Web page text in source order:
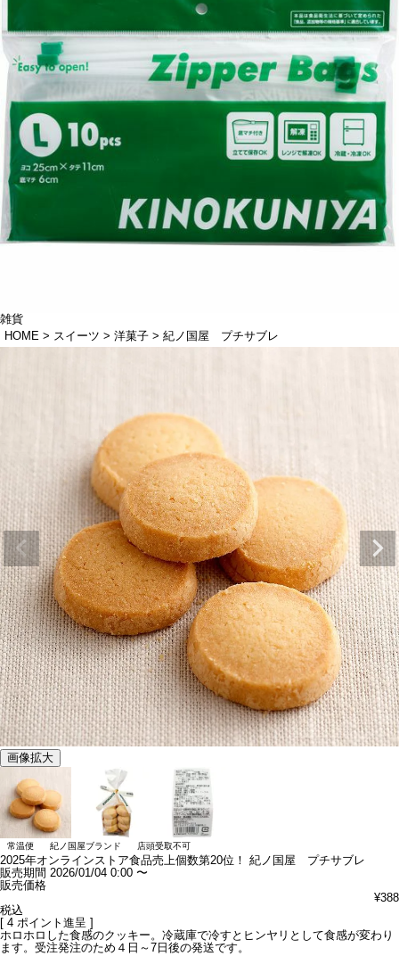
雑貨
HOME
スイーツ 洋菓子 紀ノ国屋 プチサブレ
画像拡大
常温便 紀ノ国屋ブランド 店頭受取不可
2025年オンラインストア食品売上個数第20位！ 紀ノ国屋 プチサブレ
販売期間 2026/01/04 0:00 〜
販売価格
¥388
税込
[ 4 ポイント進呈 ]
ホロホロした食感のクッキー。冷蔵庫で冷すとヒンヤリとして食感が変わり
ます。受注発注のため４日～7日後の発送です。